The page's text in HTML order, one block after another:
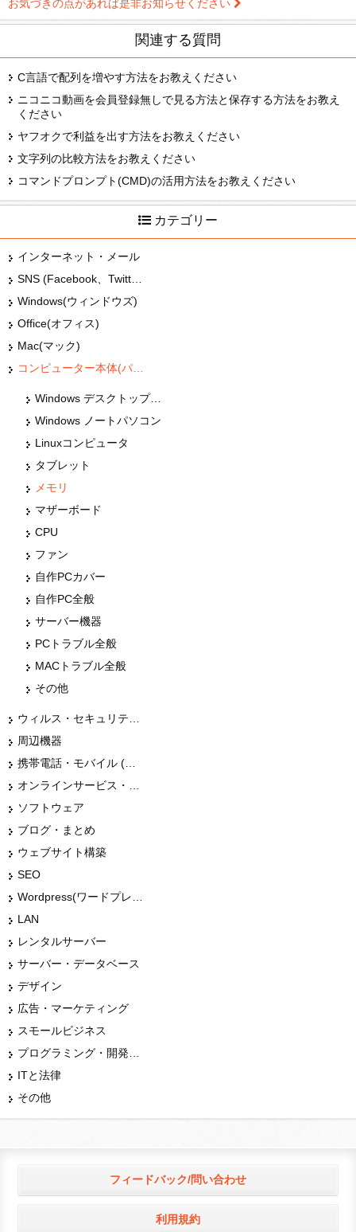
お気づきの点があれば是非お知らせください
関連する質問
C言語で配列を増やす方法をお教えください
ニコニコ動画を会員登録無しで見る方法と保存する方法をお教え
ください
ヤフオクで利益を出す方法をお教えください
文字列の比較方法をお教えください
コマンドプロンプト(CMD)の活用方法をお教えください
カテゴリー
インターネット・メール
SNS (Facebook、Twitter、G+、はてな等)
Windows(ウィンドウズ)
Office(オフィス)
Mac(マック)
コンピューター本体(パソコン・Mac・タブレット)
Windows デスクトップパソコン
Windows ノートパソコン
Linuxコンピュータ
タブレット
メモリ
マザーボード
CPU
ファン
自作PCカバー
自作PC全般
サーバー機器
PCトラブル全般
MACトラブル全般
その他
ウィルス・セキュリティー
周辺機器
携帯電話・モバイル (スマホ)
オンラインサービス・ショップ
ソフトウェア
ブログ・まとめ
ウェブサイト構築
SEO
Wordpress(ワードプレス)
LAN
レンタルサーバー
サーバー・データベース
デザイン
広告・マーケティング
スモールビジネス
プログラミング・開発言語
ITと法律
その他
フィードバック/問い合わせ
利用規約